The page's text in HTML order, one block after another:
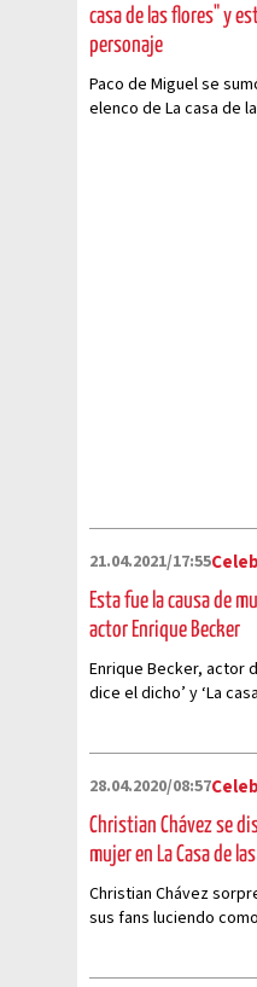
casa de las flores" y
personaje
Paco de Miguel se
elenco de La casa de
21.04.2021/17:55
Esta fue la causa de
actor Enrique Becker
Enrique Becker, actor
dice el dicho’ y ‘La
28.04.2020/08:57
Christian Chávez se
mujer en La Casa de
Christian Chávez
sus fans luciendo